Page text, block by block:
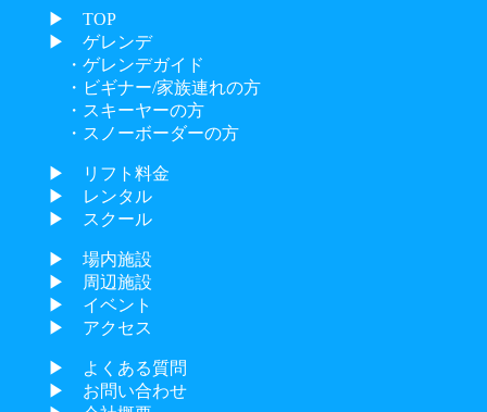
▶︎ TOP
▶︎ ゲレンデ
・ゲレンデガイド
・ビギナー/家族連れの方
・スキーヤーの方
・スノーボーダーの方
▶︎ リフト料金
▶︎ レンタル
▶︎ スクール
▶︎ 場内施設
▶︎ 周辺施設
▶︎ イベント
▶︎ アクセス
▶︎ よくある質問
▶︎ お問い合わせ